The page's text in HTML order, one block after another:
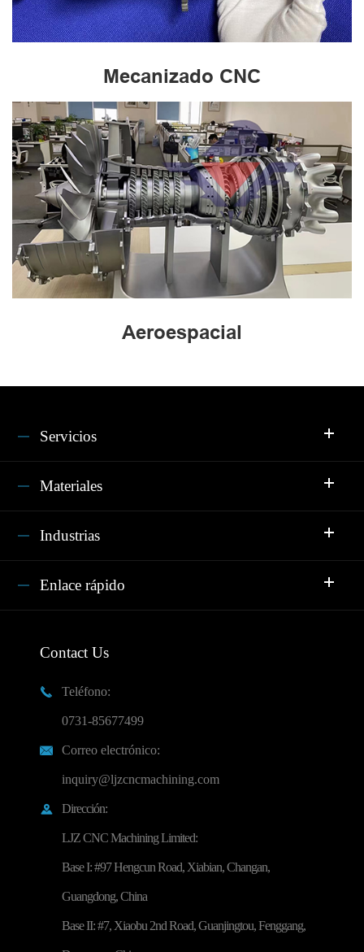
Mecanizado CNC
Aeroespacial
Servicios
Materiales
Industrias
Enlace rápido
Contact Us

Teléfono:
0731-85677499

Correo electrónico:
inquiry@ljzcncmachining.com

Dirección:
LJZ CNC Machining Limited:
Base I: #97 Hengcun Road, Xiabian, Changan,
Guangdong, China
Base II: #7, Xiaobu 2nd Road, Guanjingtou, Fenggang,